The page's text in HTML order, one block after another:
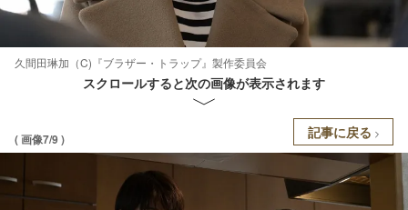
久間田琳加（C)『ブラザー・トラップ』製作委員会
スクロールすると次の画像が表示されます
( 画像7/9 ) 記事に戻る